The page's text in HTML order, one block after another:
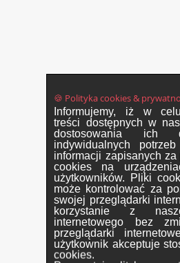
🍪 Polityka cookies &
Informujemy, iż w
treści dostępnych w
dostosowania ich
indywidualnych
informacji zapisanych
cookies na
użytkowników. Pliki
może kontrolować za
swojej przeglądarki
korzystanie z
internetowego bez
przeglądarki
użytkownik akceptuje
cookies.